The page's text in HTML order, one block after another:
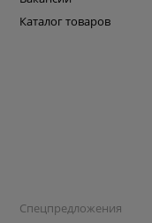
Каталог товаров
Спецпредложения